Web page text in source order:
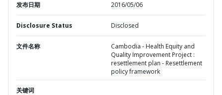
发布日期 2016/05/06
Disclosure Status Disclosed
文件名称
Cambodia - Health Equity and
Quality Improvement Project :
resettlement plan - Resettlement
policy framework
关键词